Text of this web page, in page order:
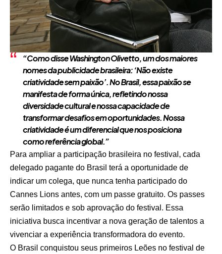
“Como disse Washington Olivetto, um dos maiores
nomes da publicidade brasileira: ‘Não existe
criatividade sem paixão’. No Brasil, essa paixão se
manifesta de forma única, refletindo nossa
diversidade cultural e nossa capacidade de
transformar desafios em oportunidades. Nossa
criatividade é um diferencial que nos posiciona
como referência global.”
Para ampliar a participação brasileira no festival, cada
delegado pagante do Brasil terá a oportunidade de
indicar um colega, que nunca tenha participado do
Cannes Lions antes, com um passe gratuito. Os passes
serão limitados e sob aprovação do festival. Essa
iniciativa busca incentivar a nova geração de talentos a
vivenciar a experiência transformadora do evento.
O Brasil conquistou seus primeiros Leões no festival de